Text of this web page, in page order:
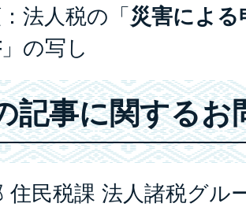
法人税の「災害による
」の写し
記事に関するお
住民税課 法人諸税グル